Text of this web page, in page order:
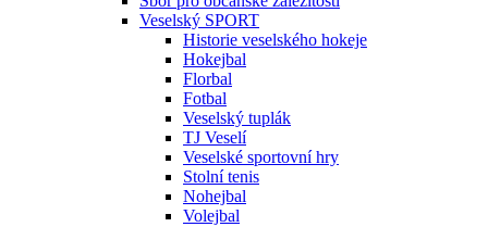
Veselský SPORT
Historie veselského hokeje
Hokejbal
Florbal
Fotbal
Veselský tuplák
TJ Veselí
Veselské sportovní hry
Stolní tenis
Nohejbal
Volejbal